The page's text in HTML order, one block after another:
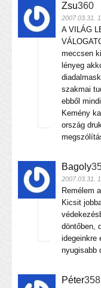
Zsu360
2007.03.31.
A VILÁG
meccsen
lényeg
szakmai
ebből
Kemény
ország
Bagoly
2007.03.31.
Remélem
Kicsit
döntőben,
idegeinkre
nyugisabb
Péter358